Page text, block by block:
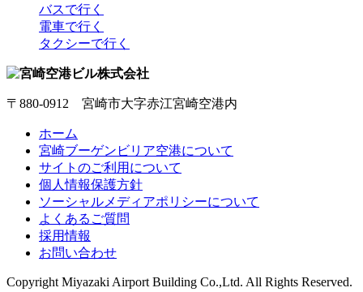
バスで行く
電車で行く
タクシーで行く
〒880-0912 宮崎市大字赤江宮崎空港内
ホーム
宮崎ブーゲンビリア空港について
サイトのご利用について
個人情報保護方針
ソーシャルメディアポリシーについて
よくあるご質問
採用情報
お問い合わせ
Copyright Miyazaki Airport Building Co.,Ltd. All Rights Reserved.